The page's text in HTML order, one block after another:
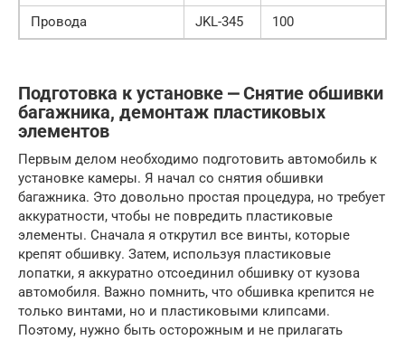
Провода JKL-345 100
Подготовка к установке ⎼ Снятие обшивки
багажника, демонтаж пластиковых
элементов
Первым делом необходимо подготовить автомобиль к
установке камеры. Я начал со снятия обшивки
багажника. Это довольно простая процедура, но требует
аккуратности, чтобы не повредить пластиковые
элементы. Сначала я открутил все винты, которые
крепят обшивку. Затем, используя пластиковые
лопатки, я аккуратно отсоединил обшивку от кузова
автомобиля. Важно помнить, что обшивка крепится не
только винтами, но и пластиковыми клипсами.
Поэтому, нужно быть осторожным и не прилагать